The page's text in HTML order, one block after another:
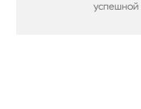
успешной